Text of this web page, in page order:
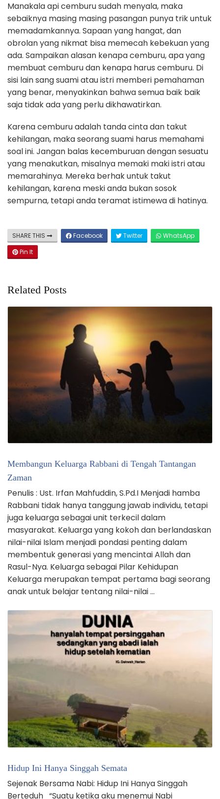
Manakala api cemburu sudah menyala, maka
sebaiknya masing masing pasangan punya trik untuk
memadamkannya. Sapaan yang hangat, dan
obrolan yang nikmat bisa memecah kebekuan yang
ada. Sampaikan alasan kenapa cemburu, apa yang
membuat cemburu dan kenapa harus cemburu. Di
sisi lain sang suami atau istri memberi pemahaman
yang benar, menyakinkan bahwa semua baik baik
saja tidak ada yang perlu dikhawatirkan.
Karena cemburu adalah tanda cinta dan takut
kehilangan, maka seorang suami harus memahami
soal ini. Jangan balas kecemburuan dengan sesuatu
yang menakutkan, misalnya memaki maki istri atau
memarahinya. Mereka berhak untuk takut
kehilangan, karena meski anda bukan sosok
sempurna, tetapi anda teramat istimewa di hatinya.
SHARE THIS Facebook Twitter
WhatsApp
Pin It
Related Posts
Membangun Keluarga Rabbani di Tengah Tantangan
Zaman
Penulis : Ust. Irfan Mahfuddin, S.Pd.I Menjadi hamba
Rabbani tidak hanya tanggung jawab individu, tetapi
juga keluarga sebagai unit terkecil dalam
masyarakat. Keluarga yang kokoh dan berlandaskan
nilai-nilai Islam menjadi pondasi penting dalam
membentuk generasi yang mencintai Allah dan
Rasul-Nya. Keluarga sebagai Pilar Kehidupan
Keluarga merupakan tempat pertama bagi seorang
anak untuk belajar tentang nilai-nilai …
Hidup Ini Hanya Singgah Semata
Sejenak Bersama Nabi: Hidup Ini Hanya Singgah
Berteduh “Suatu ketika aku menemui Nabi